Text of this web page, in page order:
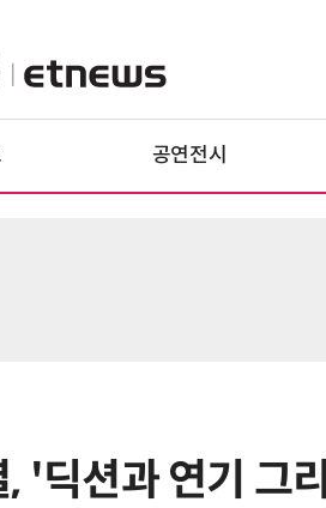
공연전시
'딕션과 연기 그